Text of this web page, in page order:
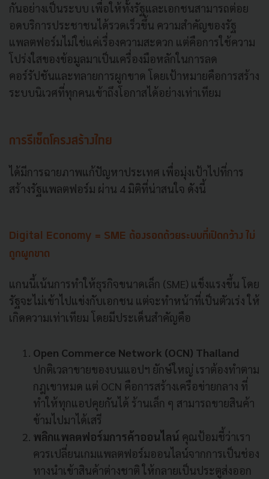
กันอย่างเป็นระบบ เพื่อให้ทั้งรัฐและเอกชนสามารถต่อย
อดบริการประชาชนได้รวดเร็วขึ้น ความสำคัญของรัฐ
แพลตฟอร์มไม่ใช่แค่เรื่องความสะดวก แต่คือการใช้ความ
โปร่งใสของข้อมูลมาเป็นเครื่องมือหลักในการลด
คอร์รัปชันและทลายการผูกขาด โดยเป้าหมายคือการสร้าง
ระบบนิเวศที่ทุกคนเข้าถึงโอกาสได้อย่างเท่าเทียม
การรีเซ็ตโครงสร้างไทย
ได้มีการฉายภาพแก้ปัญหาประเทศ เพื่อมุ่งเป้าไปที่การ
สร้างรัฐแพลตฟอร์ม ผ่าน 4 มิติที่น่าสนใจ ดังนี้
Digital Economy = SME ต้องรอดด้วยระบบที่เปิดกว้าง ไม่
ถูกผูกขาด
แกนนี้เน้นการทำให้ธุรกิจขนาดเล็ก (SME) แข็งแรงขึ้น โดย
รัฐจะไม่เข้าไปแข่งกับเอกชน แต่จะทำหน้าที่เป็นตัวเร่ง ให้
เกิดความเท่าเทียม โดยมีประเด็นสำคัญคือ
Open Commerce Network (OCN) Thailand
ปกติเวลาขายของบนแอปฯ ยักษ์ใหญ่ เราต้องทำตาม
กฎเขาหมด แต่ OCN คือการสร้างเครือข่ายกลาง ที่
ทำให้ทุกแอปคุยกันได้ ร้านเล็ก ๆ สามารถขายสินค้า
ข้ามไปมาได้เสรี
พลิกแพลตฟอร์มการค้าออนไลน์ คุณป้อมชี้ว่าเรา
ควรเปลี่ยนเกมแพลตฟอร์มออนไลน์จากการเป็นช่อง
ทางนำเข้าสินค้าต่างชาติ ให้กลายเป็นประตูส่งออก